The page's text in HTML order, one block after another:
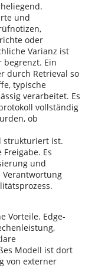
und
oder
Varianz ist
begrenzt. Ein
durch Retrieval so
typische
verarbeitet. Es
vollständig
ob
strukturiert ist.
Es
und
Vorteile. Edge-
Modell ist dort
von externer